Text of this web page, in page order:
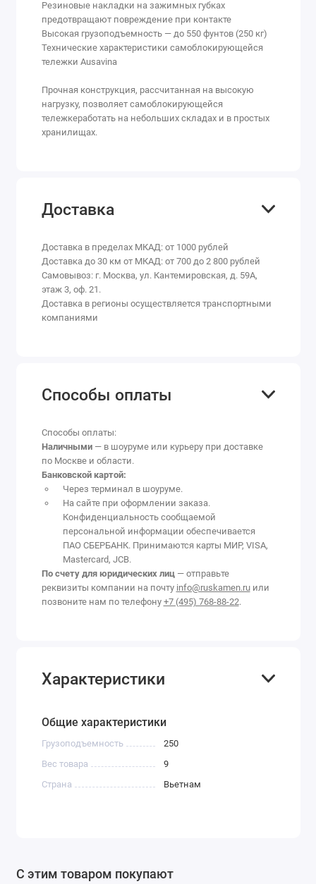
Резиновые накладки на зажимных губках
предотвращают повреждение при контакте
Высокая грузоподъемность — до 550 фунтов (250 кг)
Технические характеристики самоблокирующейся
тележки Ausavina
Прочная конструкция, рассчитанная на высокую
нагрузку, позволяет самоблокирующейся
тележкеработать на небольших складах и в простых
хранилищах.
Доставка
Доставка в пределах МКАД: от 1000 рублей
Доставка до 30 км от МКАД: от 700 до 2 800 рублей
Самовывоз: г. Москва, ул. Кантемировская, д. 59А,
этаж 3, оф. 21.
Доставка в регионы осуществляется транспортными
компаниями
Способы оплаты
Способы оплаты:
Наличными— в шоуруме или курьеру при доставке
по Москве и области.
Банковской картой:
Через терминал в шоуруме.
На сайте при оформлении заказа.
Конфиденциальность сообщаемой
персональной информации обеспечивается
ПАО СБЕРБАНК. Принимаются карты МИР, VISA,
Mastercard, JCB.
По счету для юридических лиц — отправьте
реквизиты компании на почту info@ruskamen.ruили
позвоните нам по телефону +7 (495) 768-88-22.
Характеристики
Общие характеристики
Грузоподъемность
250
Вес товара
9
Страна
Вьетнам
С этим товаром покупают